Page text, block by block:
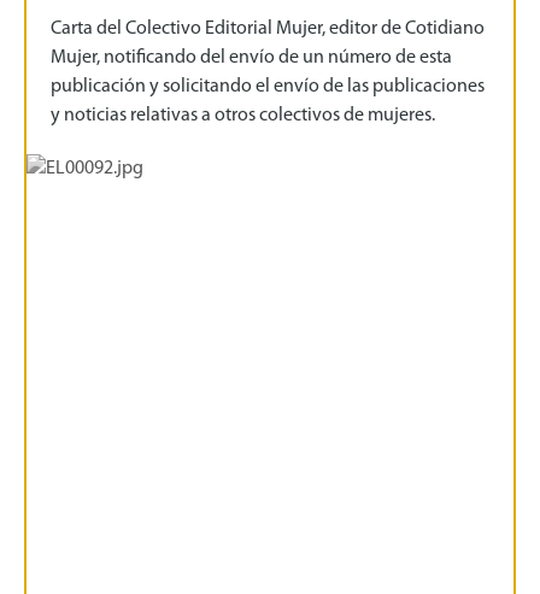
Carta del Colectivo Editorial Mujer, editor de Cotidiano
Mujer, notificando del envío de un número de esta
publicación y solicitando el envío de las publicaciones
y noticias relativas a otros colectivos de mujeres.